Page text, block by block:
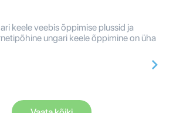
keele veebis õppimise plussid ja
ungari keele õppimine on üha